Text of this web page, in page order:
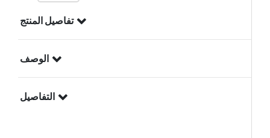
تفاصيل المنتج
الوصف
التفاصيل